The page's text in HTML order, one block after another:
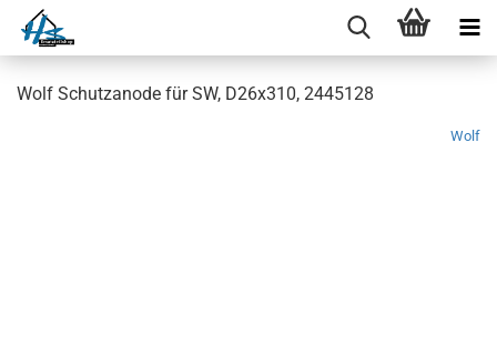
Wolf Schutzanode für SW, D26x310, 2445128
Wolf